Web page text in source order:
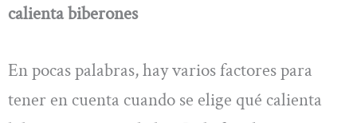
calienta biberones
En pocas palabras, hay varios factores para
tener en cuenta cuando se elige qué calienta